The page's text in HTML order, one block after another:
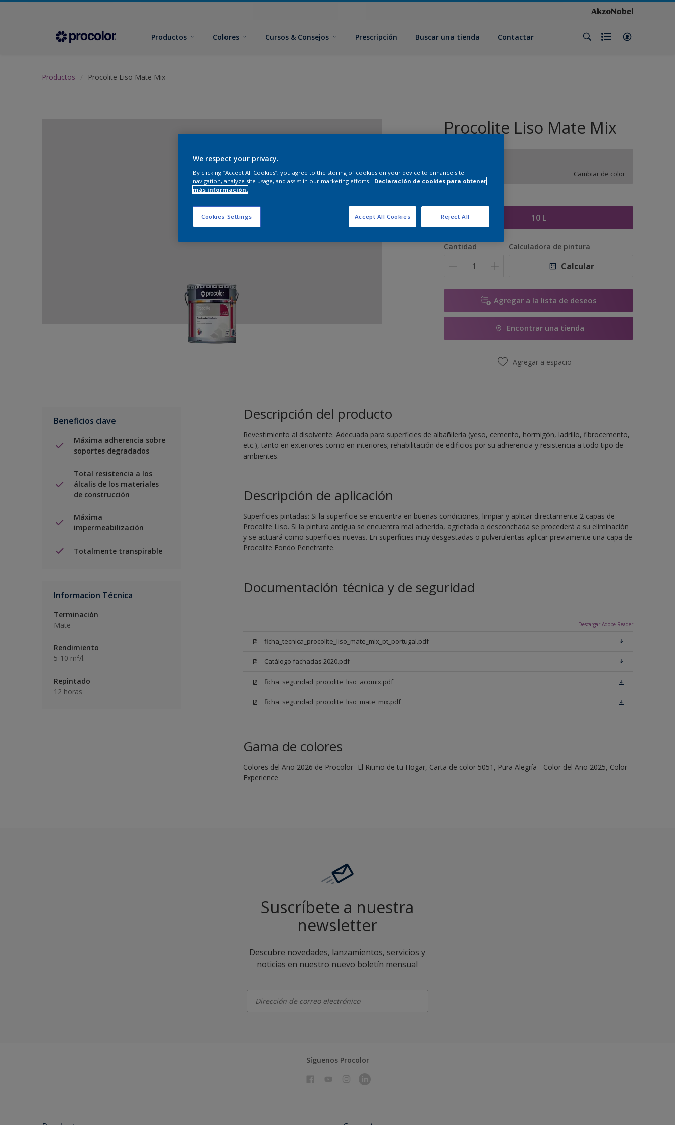
Productos Colores Cursos & Consejos Prescripción Buscar una tienda Contactar
Productos Procolite Liso Mate Mix
Procolite Liso Mate Mix
Cambiar de color
10 L
Cantidad Calculadora de pintura
Calcular
Agregar a la lista de deseos
Encontrar una tienda
Agregar a espacio
Beneficios clave
Máxima adherencia sobre
soportes degradados
Total resistencia a los
álcalis de los materiales
de construcción
Máxima
impermeabilización
Totalmente transpirable
Informacion Técnica
Terminación
Mate
Rendimiento
5-10 m²/l.
Repintado
12 horas
Descripción del producto
Revestimiento al disolvente. Adecuada para superficies de albañilería (yeso, cemento, hormigón, ladrillo, fibrocemento,
etc.), tanto en exteriores como en interiores; rehabilitación de edificios por su adherencia y resistencia a todo tipo de
ambientes.
Descripción de aplicación
Superficies pintadas: Si la superficie se encuentra en buenas condiciones, limpiar y aplicar directamente 2 capas de
Procolite Liso. Si la pintura antigua se encuentra mal adherida, agrietada o desconchada se procederá a su eliminación
y se actuará como superficies nuevas. En superficies muy desgastadas o pulverulentas aplicar previamente una capa de
Procolite Fondo Penetrante.
Documentación técnica y de seguridad
Descargar Adobe Reader
ficha_tecnica_procolite_liso_mate_mix_pt_portugal.pdf
Catálogo fachadas 2020.pdf
ficha_seguridad_procolite_liso_acomix.pdf
ficha_seguridad_procolite_liso_mate_mix.pdf
Gama de colores
Colores del Año 2026 de Procolor- El Ritmo de tu Hogar, Carta de color 5051, Pura Alegría - Color del Año 2025, Color
Experience
Suscríbete a nuestra
newsletter
Descubre novedades, lanzamientos, servicios y
noticias en nuestro nuevo boletín mensual
Síguenos Procolor
We respect your privacy.
By clicking “Accept All Cookies”, you agree to the storing of cookies on your device to enhance site
navigation, analyze site usage, and assist in our marketing efforts.
Declaración de cookies para obtener
más información.
Cookies Settings Reject All
Accept All Cookies